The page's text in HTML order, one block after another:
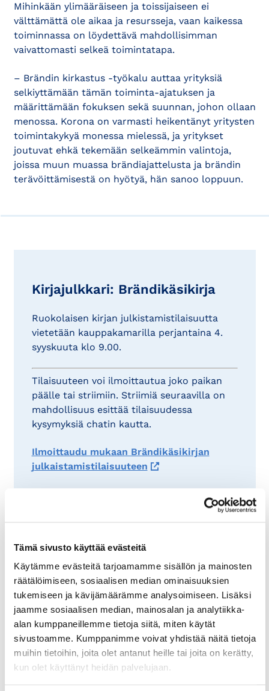
Tämä sivusto käyttää evästeitä
Käytämme evästeitä tarjoamamme sisällön ja mainosten
räätälöimiseen, sosiaalisen median ominaisuuksien
tukemiseen ja kävijämäärämme analysoimiseen. Lisäksi
jaamme sosiaalisen median, mainosalan ja analytiikka-
alan kumppaneillemme tietoja siitä, miten käytät
sivustoamme. Kumppanimme voivat yhdistää näitä tietoja
muihin tietoihin, joita olet antanut heille tai joita on kerätty,
kun olet käyttänyt heidän palvelujaan.
Mihinkään ylimääräiseen ja toissijaiseen ei
välttämättä ole aikaa ja resursseja, vaan kaikessa
toiminnassa on löydettävä mahdollisimman
vaivattomasti selkeä toimintatapa.
– Brändin kirkastus -työkalu auttaa yrityksiä
selkiyttämään tämän toiminta-ajatuksen ja
määrittämään fokuksen sekä suunnan, johon ollaan
menossa. Korona on varmasti heikentänyt yritysten
toimintakykyä monessa mielessä, ja yritykset
joutuvat ehkä tekemään selkeämmin valintoja,
joissa muun muassa brändiajattelusta ja brändin
terävöittämisestä on hyötyä, hän sanoo loppuun.
Kirjajulkkari: Brändikäsikirja
Ruokolaisen kirjan julkistamistilaisuutta
vietetään kauppakamarilla perjantaina 4.
syyskuuta klo 9.00.
Tilaisuuteen voi ilmoittautua joko paikan
päälle tai striimiin. Striimiä seuraavilla on
mahdollisuus esittää tilaisuudessa
kysymyksiä chatin kautta.
Ilmoittaudu mukaan Brändikäsikirjan
julkaistamistilaisuuteen
Pekka Ruokolaisen
puheenvuoro, jossa hän kertoo, mikä tekee
yritysbrändistä vetovoimaisen. Lisäksi
keskustelevat toiminnanjohtaja
LaakkioMARK Suomen Markkinointiliitto
ry:stä ja yrittäjä, konsultti, tietokirjailija
Markku VierulaVierula Consulting Oy:stä ja
content managerTimo VennonenHelsinki
Blinkistä.